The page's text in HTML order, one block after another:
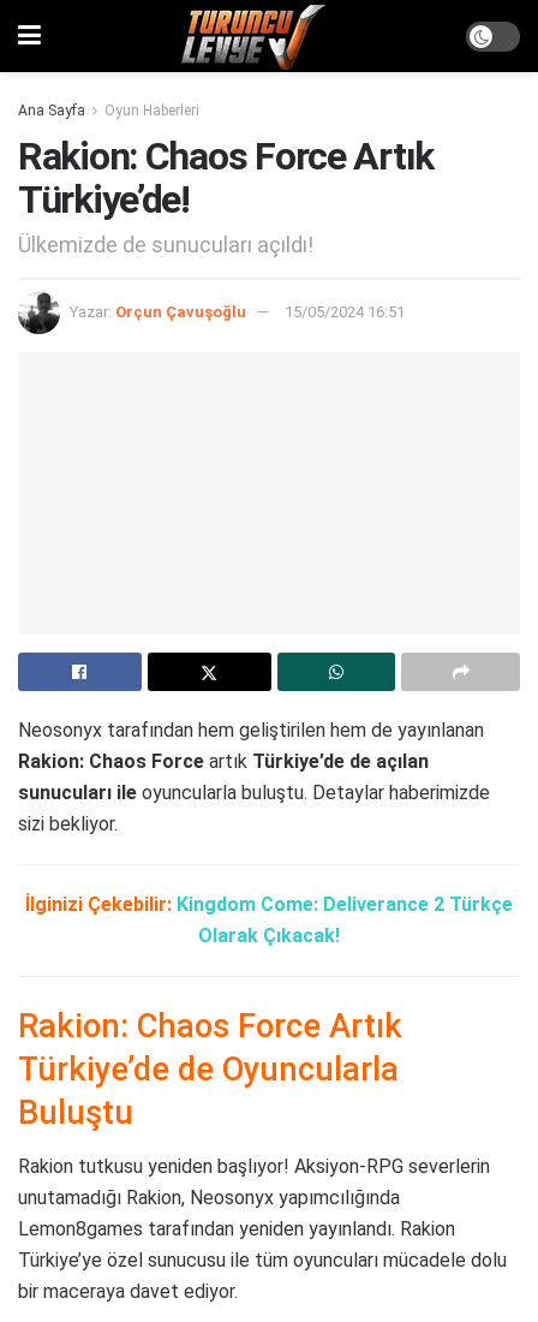
Ana Sayfa Oyun Haberleri
Rakion: Chaos Force Artık
Türkiye’de!
Ülkemizde de sunucuları açıldı!
Yazar: Orçun Çavuşoğlu 15/05/2024 16:51
Neosonyx tarafından hem geliştirilen hem de yayınlanan
Rakion: Chaos Force artık Türkiye’de de açılan
sunucuları ile oyuncularla buluştu. Detaylar haberimizde
sizi bekliyor.
İlginizi Çekebilir: Kingdom Come: Deliverance 2 Türkçe
Olarak Çıkacak!
Rakion: Chaos Force Artık
Türkiye’de de Oyuncularla
Buluştu
Rakion tutkusu yeniden başlıyor! Aksiyon-RPG severlerin
unutamadığı Rakion, Neosonyx yapımcılığında
Lemon8games tarafından yeniden yayınlandı. Rakion
Türkiye’ye özel sunucusu ile tüm oyuncuları mücadele dolu
bir maceraya davet ediyor.